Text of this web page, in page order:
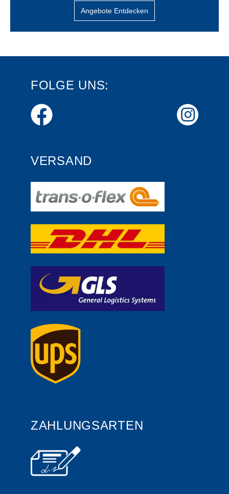
Angebote Entdecken
FOLGE UNS:
VERSAND
ZAHLUNGSARTEN